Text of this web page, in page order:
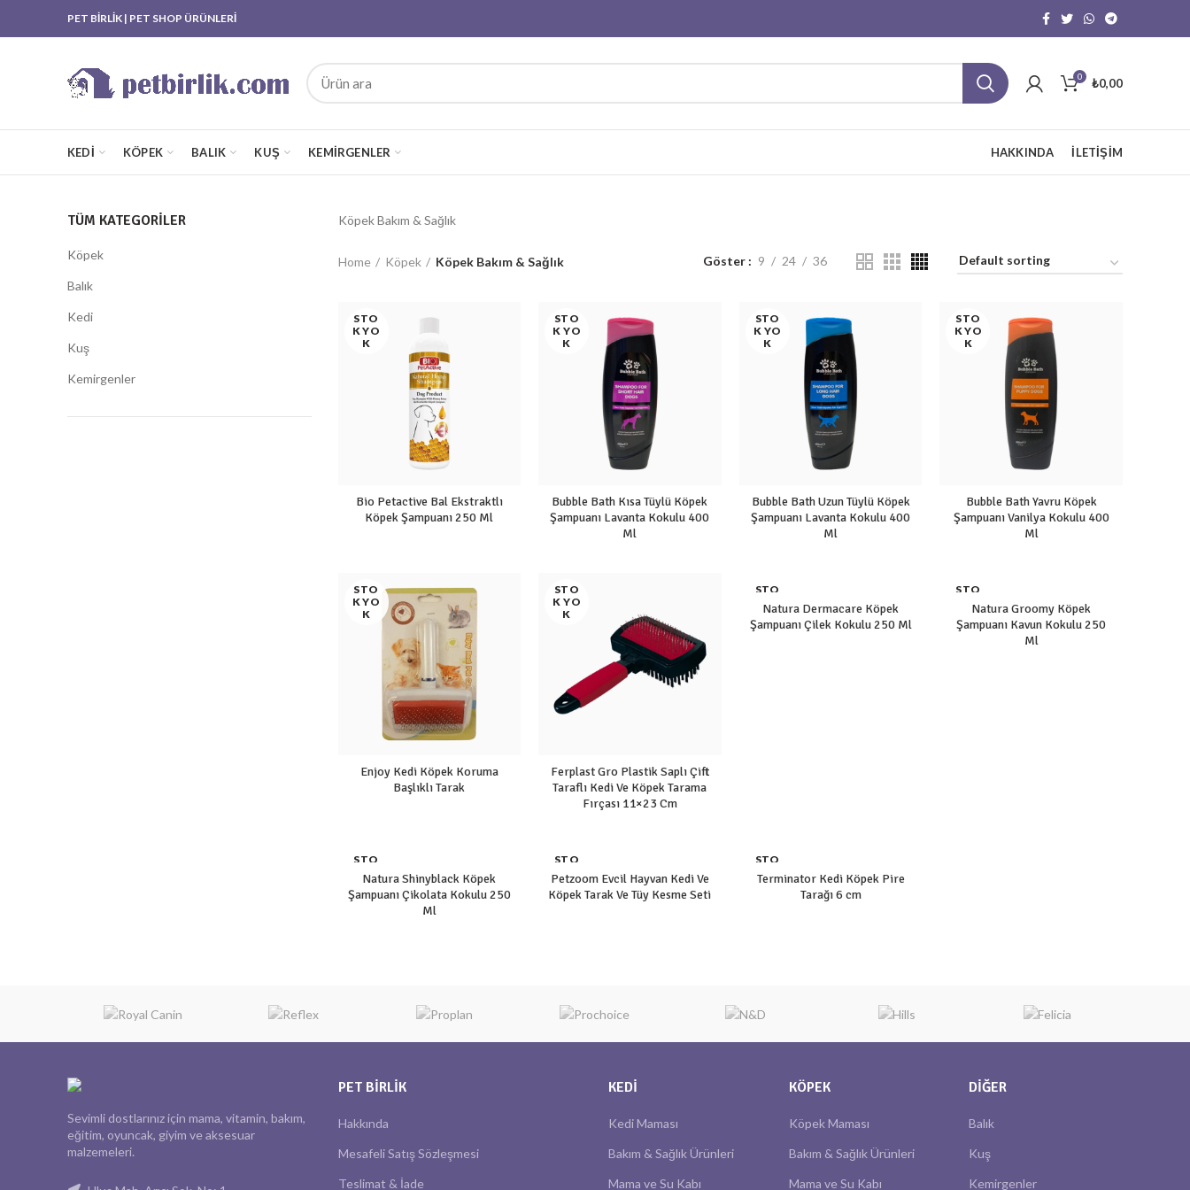
PET BİRLİK | PET SHOP ÜRÜNLERİ
0 ₺0,00
KEDI KÖPEK BALIK KUŞ KEMIRGENLER HAKKINDA İLETIŞIM
TÜM KATEGORILER
Köpek
Balık
Kedi
Kuş
Kemirgenler
Köpek Bakım & Sağlık
Home Köpek Köpek Bakım & Sağlık Göster 9 24 36
STO
K YO
K
Bio Petactive Bal Ekstraktlı
Köpek Şampuanı 250 Ml
STO
K YO
K
Bubble Bath Kısa Tüylü Köpek
Şampuanı Lavanta Kokulu 400
Ml
STO
K YO
K
Bubble Bath Uzun Tüylü Köpek
Şampuanı Lavanta Kokulu 400
Ml
STO
K YO
K
Bubble Bath Yavru Köpek
Şampuanı Vanilya Kokulu 400
Ml
STO
K YO
K
Enjoy Kedi Köpek Koruma
Başlıklı Tarak
STO
K YO
K
Ferplast Gro Plastik Saplı Çift
Taraflı Kedi Ve Köpek Tarama
Fırçası 11×23 Cm
STO
K
Natura Dermacare Köpek
Şampuanı Çilek Kokulu 250 Ml
STO
KNatura Groomy Köpek
Şampuanı Kavun Kokulu 250
Ml
STO
K YO
K
Natura Shinyblack Köpek
Şampuanı Çikolata Kokulu 250
Ml
STO
K YO
K
Petzoom Evcil Hayvan Kedi Ve
Köpek Tarak Ve Tüy Kesme Seti
STO
K YO
K
Terminator Kedi Köpek Pire
Tarağı 6 cm
Sevimli dostlarınız için mama, vitamin, bakım,
eğitim, oyuncak, giyim ve aksesuar
malzemeleri.
PET BIRLIK
Hakkında
Mesafeli Satış Sözleşmesi
Teslimat & İade
KEDI
Kedi Maması
Bakım & Sağlık Ürünleri
Mama ve Su Kabı
KÖPEK
Köpek Maması
Bakım & Sağlık Ürünleri
Mama ve Su Kabı
DIĞER
Balık
Kuş
Kemirgenler